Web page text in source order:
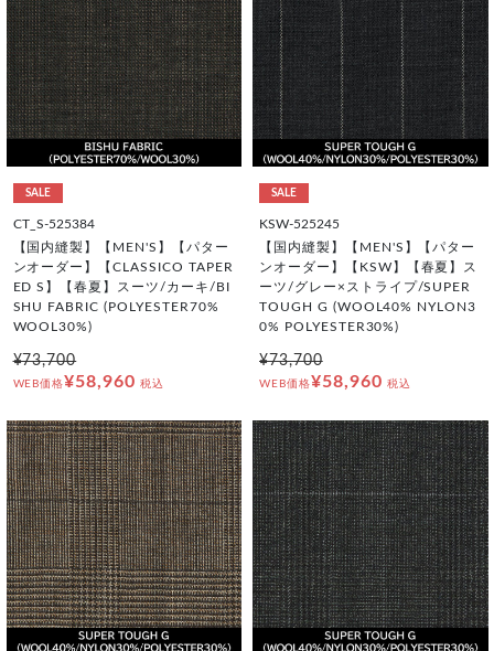
SALE
CT_S-525384
【国内縫製】【MEN'S】【パター
ンオーダー】【CLASSICO TAPER
ED S】【春夏】スーツ/カーキ/BI
SHU FABRIC (POLYESTER70%
WOOL30%)
¥73,700
WEB価格¥58,960 税込
SALE
KSW-525245
【国内縫製】【MEN'S】【パター
ンオーダー】【KSW】【春夏】ス
ーツ/グレー×ストライプ/SUPER
TOUGH G (WOOL40% NYLON3
0% POLYESTER30%)
¥73,700
WEB価格¥58,960 税込